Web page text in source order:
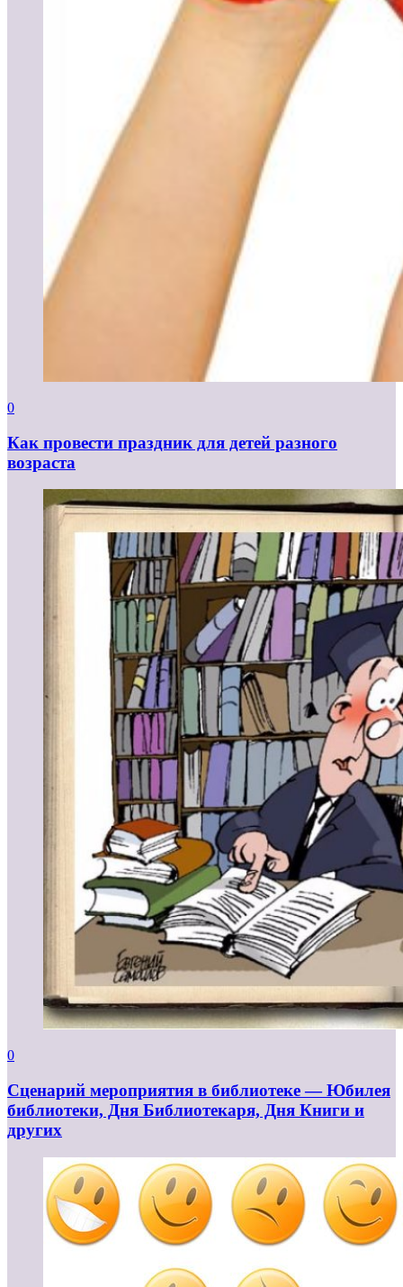
0
Как провести праздник для детей разного
возраста
0
Сценарий мероприятия в библиотеке — Юбилея
библиотеки, Дня Библиотекаря, Дня Книги и
других